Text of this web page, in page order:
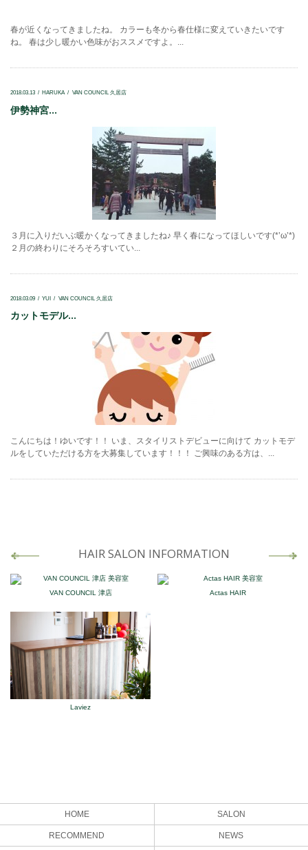
春が近くなってきましたね。 カラーも冬から春仕様に変えていきたいです
ね。 春は少し暖かい色味がおススメですよ。...
2018.03.13 HARUKA VAN COUNCIL 久居店
伊勢神宮...
３月に入りだいぶ暖かくなってきましたね♪ 早く春になってほしいです(*’ω’*)
２月の終わりにそろそろすいてい...
2018.03.09 YUI VAN COUNCIL 久居店
カットモデル...
こんにちは！ゆいです！！ いま、スタイリストデビューに向けて カットモデ
ルをしていただける方を大募集しています！！！ ご興味のある方は、...
HAIR SALON INFORMATION
VAN COUNCIL 津店 Actas HAIR
Laviez
HOME SALON
RECOMMEND NEWS